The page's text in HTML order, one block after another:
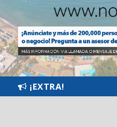
¡EXTRA!